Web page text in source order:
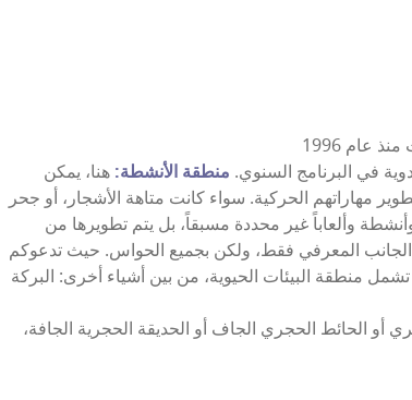
في البرنامج السنوي. منطقة الأنشطة: هنا، يمكن
مهاراتهم الحركية. سواء كانت متاهة الأشجار، أو جحر
وألعاباً غير محددة مسبقاً، بل يتم تطويرها من
الجانب المعرفي فقط، ولكن بجميع الحواس. حيث تدعوكم
تشمل منطقة البيئات الحيوية، من بين أشياء أخرى: البركة
أو الحائط الحجري الجاف أو الحديقة الحجرية الجافة،